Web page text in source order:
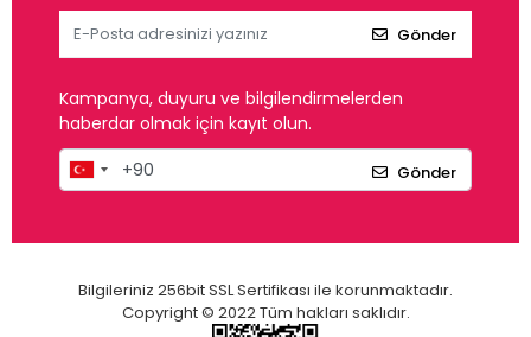
Gönder
Kampanya, duyuru ve bilgilendirmelerden
haberdar olmak için kayıt olun.
Gönder
Bilgileriniz 256bit SSL Sertifikası ile korunmaktadır.
Copyright © 2022 Tüm hakları saklıdır.